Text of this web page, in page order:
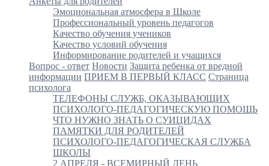
Эмоциональная атмосфера в Школе
Профессиональный уровень педагогов
Качество обучения учеников
Качество условий обучения
Информирование родителей и учащихся
Вопрос - ответ Новости Защита ребенка от вредной
информации ПРИЕМ В ПЕРВЫЙ КЛАСС Страница
психолога
ТЕЛЕФОНЫ СЛУЖБ, ОКАЗЫВАЮЩИХ
ПСИХОЛОГО-ПЕДАГОГИЧЕСКУЮ ПОМОЩЬ
ЧТО НУЖНО ЗНАТЬ О СУИЦИДАХ
ПАМЯТКИ ДЛЯ РОДИТЕЛЕЙ
ПСИХОЛОГО-ПЕДАГОГИЧЕСКАЯ СЛУЖБА
ШКОЛЫ
2 АПРЕЛЯ - ВСЕМИРНЫЙ ДЕНЬ